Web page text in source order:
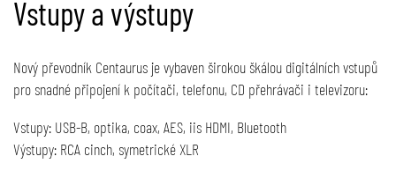
Vstupy a výstupy
Nový převodník Centaurus je vybaven širokou škálou digitálních vstupů
pro snadné připojení k počítači, telefonu, CD přehrávači i televizoru:
Vstupy: USB-B, optika, coax, AES, iis HDMI, Bluetooth
Výstupy: RCA cinch, symetrické XLR